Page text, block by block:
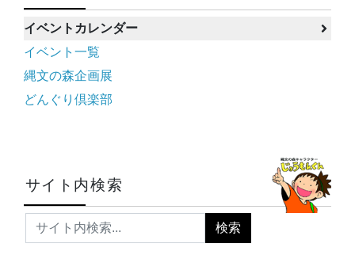
イベントカレンダー
イベント一覧
縄文の森企画展
どんぐり倶楽部
サイト内検索